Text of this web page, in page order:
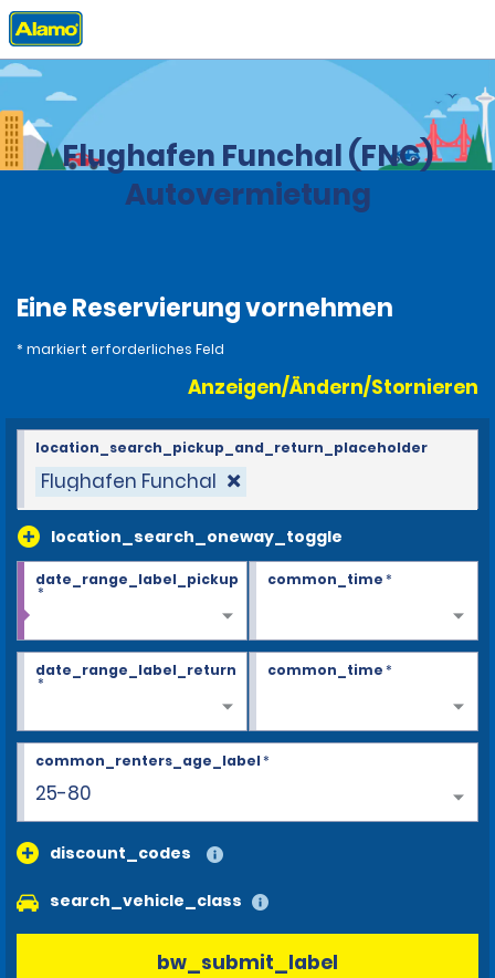
Privat Stationen
Flughafen Funchal (FNC)
Autovermietung
Eine Reservierung vornehmen
* markiert erforderliches Feld
Anzeigen/Ändern/Stornieren
Flughafen Funchal
location_search_oneway_toggle
location_search_pickup_and_return_placeholder
date_range_label_pickup
*
common_time*
date_range_label_return
*
common_time*
25-80
common_renters_age_label*
discount_codes
search_vehicle_class
bw_submit_label